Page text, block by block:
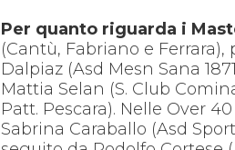
Per quanto riguarda i
(Cantù, Fabriano e
Dalpiaz (Asd Mesn Sana
Mattia Selan (S. Club
Patt. Pescara). Nelle Over
Sabrina Caraballo (Asd